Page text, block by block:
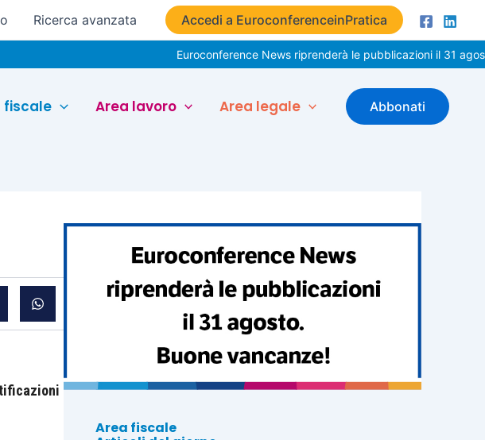
Ricerca avanzata Accedi a EuroconferenceinPratica
Euroconference News riprenderà le pubblicazioni il 31 agosto. Buone
fiscale Area lavoro Area legale Abbonati
Area fiscale